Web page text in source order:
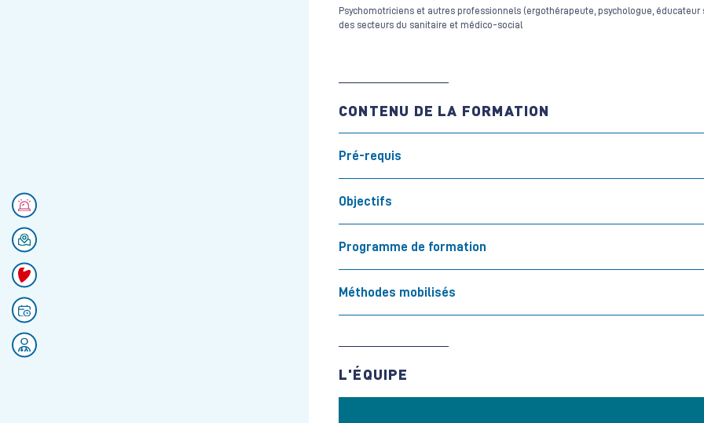
Psychomotriciens et autres professionnels (ergothérapeute, psychologue,
des secteurs du sanitaire et médico-social
CONTENU DE LA FORMATION
Pré-requis
Objectifs
Programme de formation
Méthodes mobilisés
L'ÉQUIPE